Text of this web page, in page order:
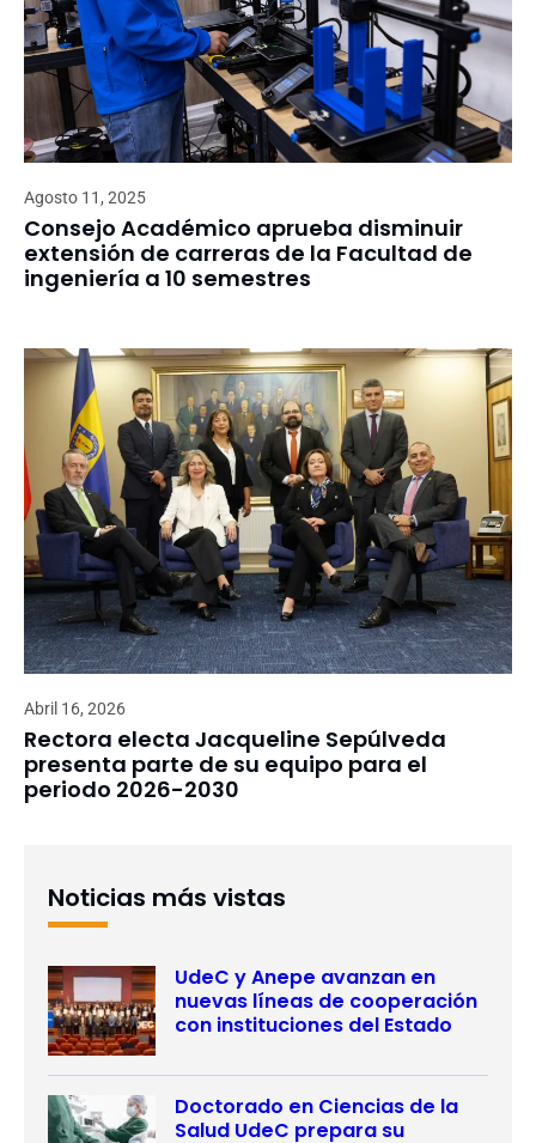
Agosto 11, 2025
Consejo Académico aprueba disminuir
extensión de carreras de la Facultad de
ingeniería a 10 semestres
Abril 16, 2026
Rectora electa Jacqueline Sepúlveda
presenta parte de su equipo para el
periodo 2026-2030
Noticias más vistas
UdeC y Anepe avanzan en
nuevas líneas de cooperación
con instituciones del Estado
Doctorado en Ciencias de la
Salud UdeC prepara su